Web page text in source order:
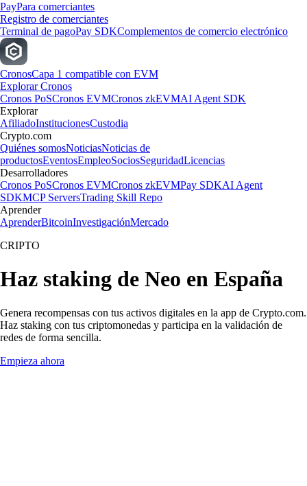
PayPara comerciantes
Registro de comerciantes
Terminal de pagoPay SDKComplementos de comercio electrónico
CronosCapa 1 compatible con EVM
Explorar Cronos
Cronos PoSCronos EVMCronos zkEVMAI Agent SDK
Explorar
AfiliadoInstitucionesCustodia
Crypto.com
Quiénes somosNoticiasNoticias de
productosEventosEmpleoSociosSeguridadLicencias
Desarrolladores
Cronos PoSCronos EVMCronos zkEVMPay SDKAI Agent
SDKMCP ServersTrading Skill Repo
Aprender
AprenderBitcoinInvestigaciónMercado
CRIPTO
Haz staking de Neo en España
Genera recompensas con tus activos digitales en la app de Crypto.com.
Haz staking con tus criptomonedas y participa en la validación de
redes de forma sencilla.
Empieza ahora